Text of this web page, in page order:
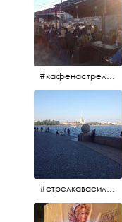
#кафенастрелкевасильевскогоострова #байкеры
#стрелкавасильевскогоострова #нева #река